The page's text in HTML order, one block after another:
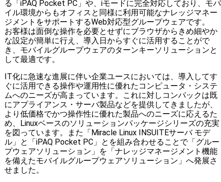
る「iPAQ Pocket PC」や、iモードに完全対応しており、モバ
イル環境からもオフィスと同様に利用可能なナレッジマネー
ジメントをサポートするWeb対応型グループウェアです。
お客様は面倒な操作を必要とせずにブラウザからきめ細やか
な設定が簡単に行え、導入日からすぐに活用することがで
き、モバイルグループウェアのターンキーソリューションと
して最適です。
IT化に急速な進展に伴い企業ユースにおいては、導入してす
ぐに活用できる操作や運用性に優れたコンピュータ・システ
ムへのニーズが高まっています。これに対しコンパックは既
にアプライアンス・サーバ製品などを提供してきましたが、
より低価格でかつ操作性に優れた製品へのニーズに応えるた
め、Linuxベースのソリューションパッケージシリーズの充実
を図っています。また「Miracle Linux INSUITEサーバ モデ
ル」と「iPAQ Pocket PC」とを組み合わせることで「グルー
プウェアソリューション」を「ナレッジマネージメント機能
を備えたモバイルグループウェアソリューション」へ発展さ
せました。